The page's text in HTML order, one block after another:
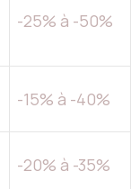
-25% à -50%
-15% à -40%
-20% à -35%